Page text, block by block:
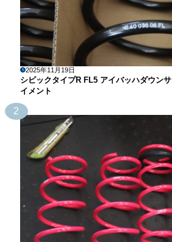
2025年11月19日
シビックタイプR FL5 アイバッハダウン
イメント
2